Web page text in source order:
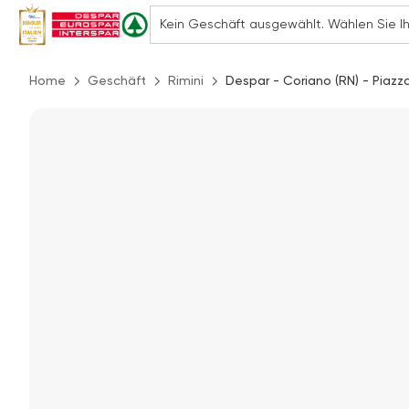
Home Geschäft Rimini Despar - Coriano (RN) -